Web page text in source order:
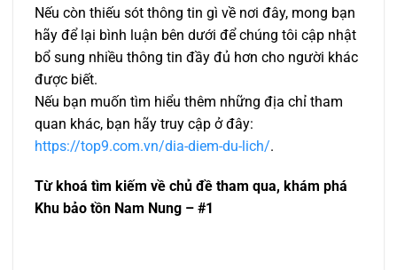
Nếu còn thiếu sót thông tin gì về nơi đây, mong bạn
hãy để lại bình luận bên dưới để chúng tôi cập nhật
bổ sung nhiều thông tin đầy đủ hơn cho người khác
được biết.
Nếu bạn muốn tìm hiểu thêm những địa chỉ tham
quan khác, bạn hãy truy cập ở đây:
https://top9.com.vn/dia-diem-du-lich/.
Từ khoá tìm kiếm về chủ đề tham qua, khám phá
Khu bảo tồn Nam Nung – #1